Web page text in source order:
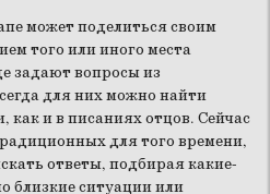
может поделиться своим
того или иного места
задают вопросы из
для них можно найти
и в писаниях отцов. Сейчас
для того времени,
ответы, подбирая какие-
близкие ситуации или